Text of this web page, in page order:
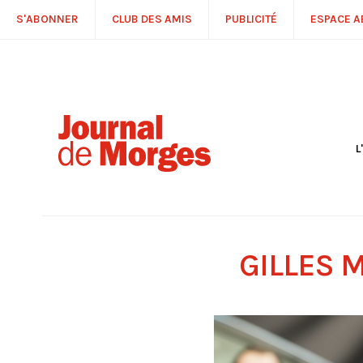
S'ABONNER CLUB DES AMIS PUBLICITÉ ESPACE
GILLES